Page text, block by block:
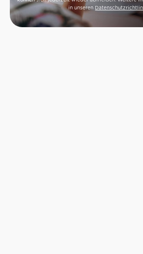
in unseren